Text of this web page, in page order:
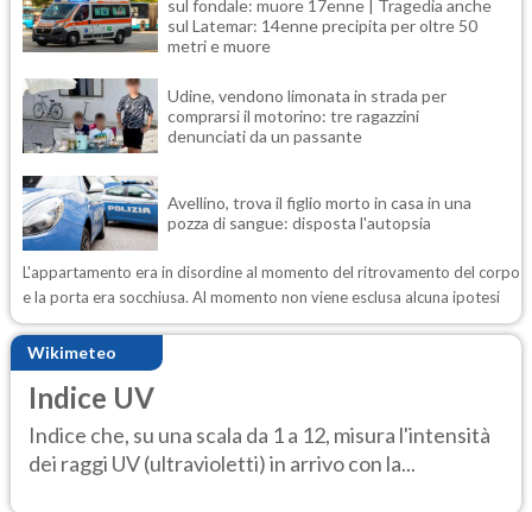
sul fondale: muore 17enne | Tragedia anche
sul Latemar: 14enne precipita per oltre 50
metri e muore
Udine, vendono limonata in strada per
comprarsi il motorino: tre ragazzini
denunciati da un passante
Avellino, trova il figlio morto in casa in una
pozza di sangue: disposta l'autopsia
L'appartamento era in disordine al momento del ritrovamento del corpo
e la porta era socchiusa. Al momento non viene esclusa alcuna ipotesi
Wikimeteo
Indice UV
Indice che, su una scala da 1 a 12, misura l'intensità
dei raggi UV (ultravioletti) in arrivo con la...